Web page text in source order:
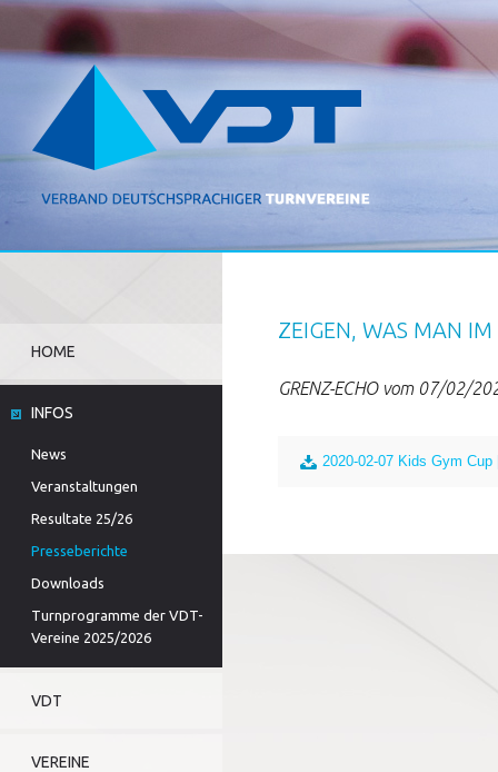
HOME
INFOS
News
Veranstaltungen
Resultate 25/26
Presseberichte
Downloads
Turnprogramme der VDT-
Vereine 2025/2026
VDT
VEREINE
ZEIGEN, WAS MAN
GRENZ-ECHO vom 07/02/
2020-02-07 Kids Gym Cup